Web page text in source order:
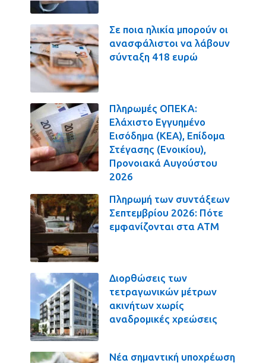
Σε ποια ηλικία μπορούν οι
ανασφάλιστοι να λάβουν
σύνταξη 418 ευρώ
Πληρωμές ΟΠΕΚΑ:
Ελάχιστο Εγγυημένο
Εισόδημα (ΚΕΑ), Επίδομα
Στέγασης (Ενοικίου),
Προνοιακά Αυγούστου
2026
Πληρωμή των συντάξεων
Σεπτεμβρίου 2026: Πότε
εμφανίζονται στα ΑΤΜ
Διορθώσεις των
τετραγωνικών μέτρων
ακινήτων χωρίς
αναδρομικές χρεώσεις
Νέα σημαντική υποχρέωση